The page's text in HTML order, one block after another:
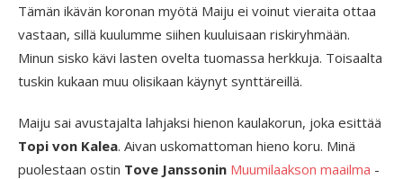
Tämän ikävän koronan myötä Maiju ei voinut vieraita ottaa
vastaan, sillä kuulumme siihen kuuluisaan riskiryhmään.
Minun sisko kävi lasten ovelta tuomassa herkkuja. Toisaalta
tuskin kukaan muu olisikaan käynyt synttäreillä.
Maiju sai avustajalta lahjaksi hienon kaulakorun, joka esittää
Topi von Kalea. Aivan uskomattoman hieno koru. Minä
puolestaan ostin Tove Janssonin Muumilaakson maailma -